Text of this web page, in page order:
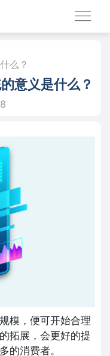
么？
意义是什么？
模，便可开始合理
拓展，会更好的提
的消费者。